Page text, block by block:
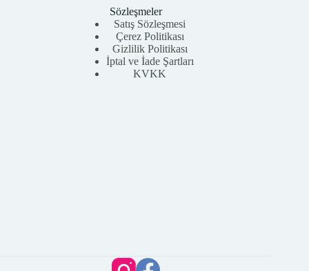
Sözleşmeler
Satış Sözleşmesi
Çerez Politikası
Gizlilik Politikası
İptal ve İade Şartları
KVKK